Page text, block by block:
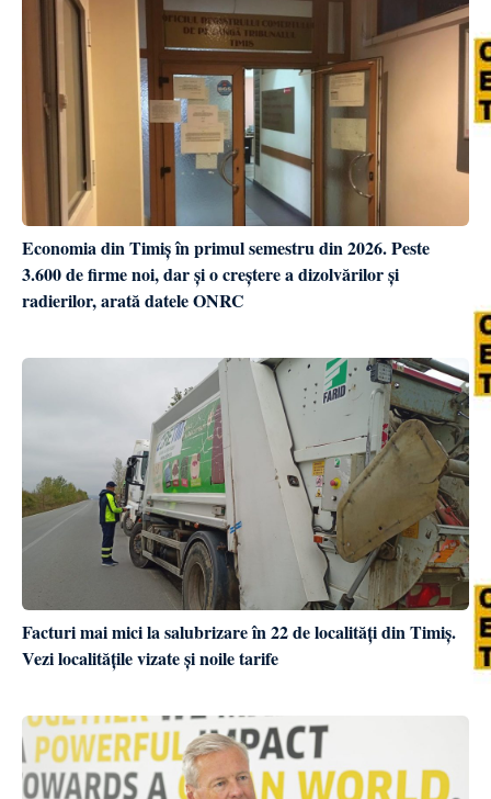
Economia din Timiș în primul semestru din 2026. Peste
3.600 de firme noi, dar și o creștere a dizolvărilor și
radierilor, arată datele ONRC
Facturi mai mici la salubrizare în 22 de localități din Timiș.
Vezi localitățile vizate și noile tarife